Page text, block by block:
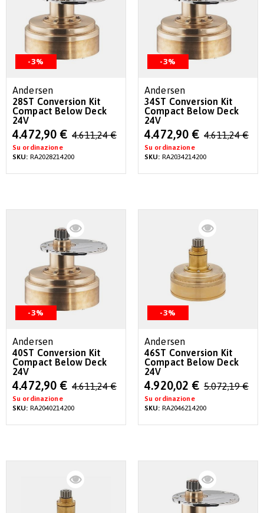
-3%
Andersen
28ST Conversion Kit
Compact Below Deck
24V
Special
Price
4.472,90 € 4.611,24 €
Su ordinazione
SKU: RA2028214200
-3%
Andersen
34ST Conversion Kit
Compact Below Deck
24V
Special
Price
4.472,90 € 4.611,24 €
Su ordinazione
SKU: RA2034214200
-3%
Andersen
40ST Conversion Kit
Compact Below Deck
24V
Special
Price
4.472,90 € 4.611,24 €
Su ordinazione
SKU: RA2040214200
-3%
Andersen
46ST Conversion Kit
Compact Below Deck
24V
Special
Price
4.920,02 € 5.072,19 €
Su ordinazione
SKU: RA2046214200